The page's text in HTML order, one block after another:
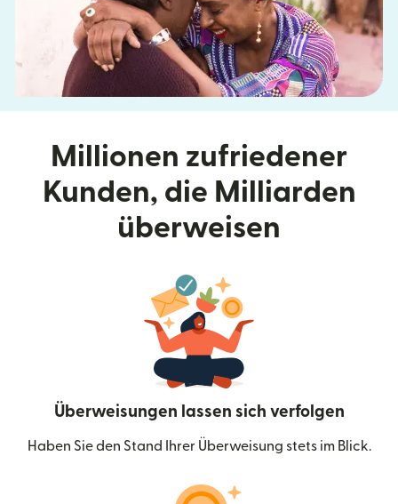
Millionen zufriedener
Kunden, die Milliarden
überweisen
Überweisungen lassen sich verfolgen
Haben Sie den Stand Ihrer Überweisung stets im Blick.